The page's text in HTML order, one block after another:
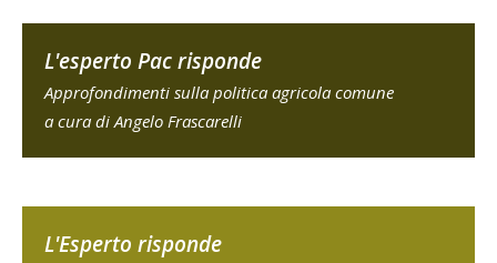
L'esperto Pac risponde
Approfondimenti sulla politica agricola comune
a cura di Angelo Frascarelli
L'Esperto risponde